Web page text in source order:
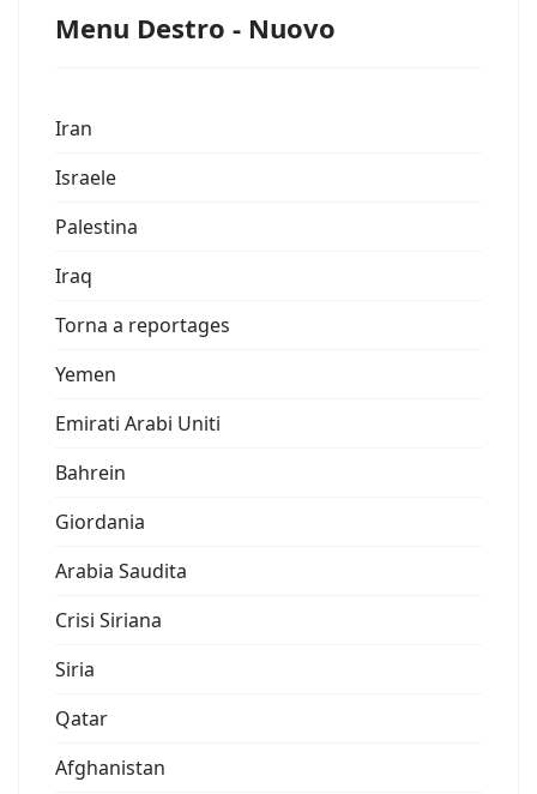
Menu Destro - Nuovo
Iran
Israele
Palestina
Iraq
Torna a reportages
Yemen
Emirati Arabi Uniti
Bahrein
Giordania
Arabia Saudita
Crisi Siriana
Siria
Qatar
Afghanistan